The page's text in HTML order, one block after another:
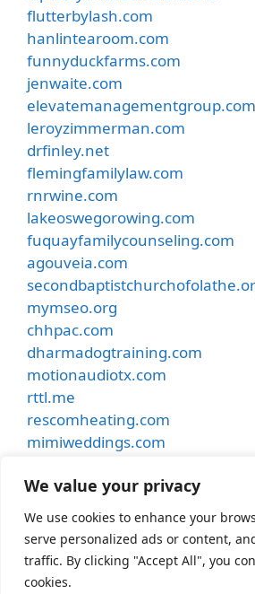
We value your privacy
We use cookies to enhance your
serve personalized ads or content,
traffic. By clicking "Accept All", you
cookies.
flutterbylash.com
hanlintearoom.com
funnyduckfarms.com
jenwaite.com
elevatemanagementgroup.com
leroyzimmerman.com
drfinley.net
flemingfamilylaw.com
rnrwine.com
lakeoswegorowing.com
fuquayfamilycounseling.com
agouveia.com
mymseo.org
chhpac.com
dharmadogtraining.com
motionaudiotx.com
rttl.me
rescomheating.com
mimiweddings.com
smithdentalcare.net
undergroundmusiccafe.com
samhubermusic.com
apexfence.net